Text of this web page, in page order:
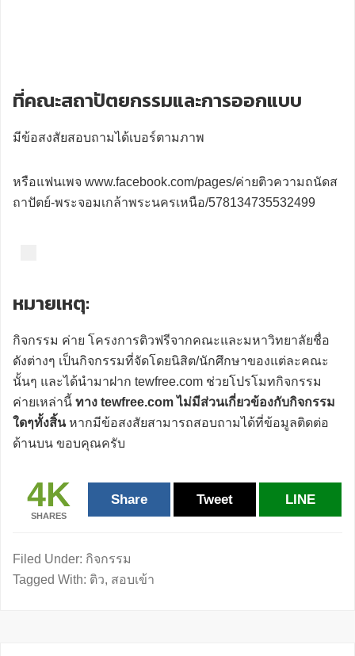
ที่คณะสถาปัตยกรรมและการออกแบบ
มีข้อสงสัยสอบถามได้เบอร์ตามภาพ
หรือแฟนเพจ www.facebook.com/pages/ค่ายติวความถนัดส
ถาปัตย์-พระจอมเกล้าพระนครเหนือ/578134735532499
หมายเหตุ:
กิจกรรม ค่าย โครงการติวฟรีจากคณะและมหาวิทยาลัยชื่อ
ดังต่างๆ เป็นกิจกรรมที่จัดโดยนิสิต/นักศึกษาของแต่ละคณะ
นั้นๆ และได้นำมาฝาก tewfree.com ช่วยโปรโมทกิจกรรม
ค่ายเหล่านี้ ทาง tewfree.com ไม่มีส่วนเกี่ยวข้องกับกิจกรรม
ใดๆทั้งสิ้นหากมีข้อสงสัยสามารถสอบถามได้ที่ข้อมูลติดต่อ
ด้านบน ขอบคุณครับ
4K
SHARES
Share Tweet LINE
Filed Under: กิจกรรม
Tagged With: ติว, สอบเข้า